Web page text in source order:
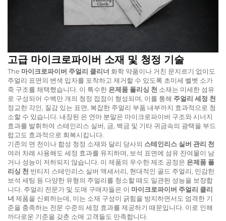
고급 마이크로파이버 소재 및 청정 기술
The 마이크로파이버 주얼리 클리너 화학 약품이나 거친 문지르기 없이도
주얼리 표면의 변색 입자를 포착하고 제거할 수 있도록 초미세 벨벳 소가
죽 구조를 채택했습니다. 이 특수한 은제품 폴리싱 천 소재는 미세한 섬유
로 구성되어 수백만 개의 청정 접점이 형성되며, 이를 통해 주얼리 세정 천
정교한 각인, 질감 있는 표면, 복잡한 주얼리 부품 내부까지 효과적으로 청
소할 수 있습니다. 내장된 은 연마 분말은 마이크로파이버 구조와 시너지
효과를 발휘하여 스테인리스 실버, 금, 백금 및 기타 귀금속의 광택을 부드
럽고도 효과적으로 회복시킵니다.
기존의 면 천이나 합성 청정 소재와 달리 당사의 스테인리스 실버 관리 천
여러 차례 사용해도 세정 효과를 유지하며, 보석 표면에 섬유 잔여물이 남
거나 성능이 저하되지 않습니다. 이 제품의 우수한 제조 공정은 은제품 폴
리싱 천 빈티지 스테인리스 실버 액세서리, 현대적인 골드 주얼리, 민감한
보석 세팅 등 다양한 유형의 주얼리를 청소할 때도 일관된 성능을 보장합
니다. 주얼리 전문가 및 도매 구매자들은 이 마이크로파이버 주얼리 클리
너 제품을 신뢰하는데, 이는 소재 구성이 긁힘을 방지하면서도 엄격한 기
준을 충족하는 전문 수준의 세정 효과를 제공하기 때문입니다. 이로 인해
까다로운 기준을 갖춘 소매 고객들도 만족합니다.